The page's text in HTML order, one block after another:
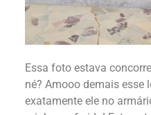
Essa foto estava
né? Amooo demais esse
exatamente ele no